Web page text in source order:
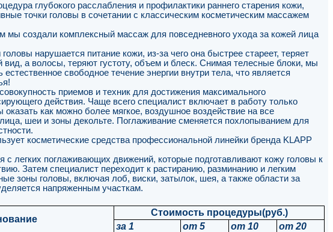
глубокого расслабления и профилактики раннего старения кожи,
точки головы в сочетании с классическим косметическим массажем
мы создали комплексный массаж для повседневного ухода за кожей лица
нарушается питание кожи, из-за чего она быстрее стареет, теряет
вид, а волосы, теряют густоту, объем и блеск. Снимая телесные блоки, мы
естественное свободное течение энергии внутри тела, что является
приемов и техник для достижения максимального
действия. Чаще всего специалист включает в работу только
как можно более мягкое, воздушное воздействие на все
шеи и зоны декольте. Поглаживание сменяется похлопыванием для
косметические средства профессиональной линейки бренда KLAPP
с легких поглаживающих движений, которые подготавливают кожу головы к
Затем специалист переходит к растиранию, разминанию и легким
зоны головы, включая лоб, виски, затылок, шея, а также области за
напряженным участкам.
Стоимость процедуры(руб.)
за 1
от 5 от 10 от 20